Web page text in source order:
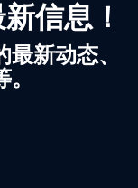
信息！
新动态、